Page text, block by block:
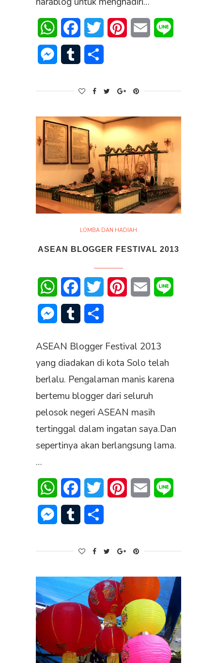
WhatsAppFacebookTwitter PinterestEmail
Messenger
Tumblr
LOMBA DAN HADIAH
ASEAN BLOGGER FESTIVAL 2013
WhatsAppFacebookTwitter PinterestEmail
Messenger
Tumblr
ASEAN Blogger Festival 2013
yang diadakan di kota Solo telah
berlalu. Pengalaman manis karena
bertemu blogger dari seluruh
pelosok negeri ASEAN masih
tertinggal dalam ingatan saya.Dan
sepertinya akan berlangsung lama.
…
WhatsAppFacebookTwitter PinterestEmail
Messenger
Tumblr